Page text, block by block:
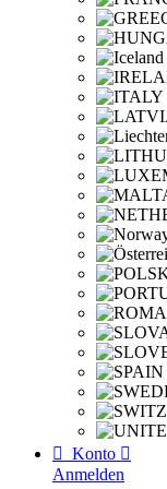
 Konto 
Anmelden